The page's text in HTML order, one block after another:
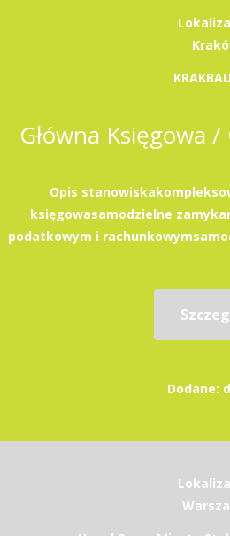
Główna Księgowa
Opis
księgowasamodzielne
podatkowym i
Dodane: